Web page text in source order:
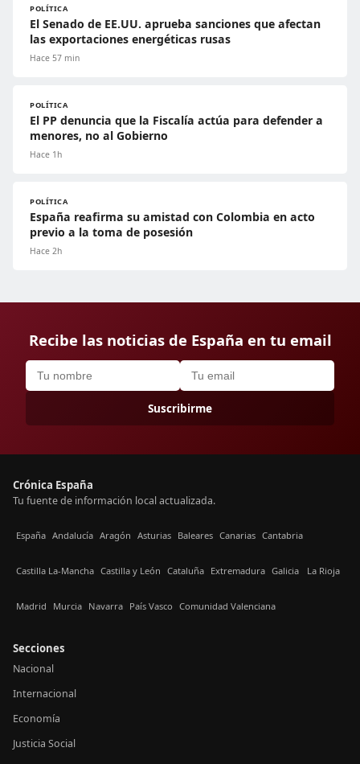
POLÍTICA
El Senado de EE.UU. aprueba sanciones que afectan
las exportaciones energéticas rusas
Hace 57 min
POLÍTICA
El PP denuncia que la Fiscalía actúa para defender a
menores, no al Gobierno
Hace 1h
POLÍTICA
España reafirma su amistad con Colombia en acto
previo a la toma de posesión
Hace 2h
Recibe las noticias de España en tu email
Suscribirme
Crónica España
Tu fuente de información local actualizada.
España Andalucía Aragón Asturias Baleares Canarias Cantabria
Castilla La-Mancha Castilla y León Cataluña Extremadura Galicia La Rioja
Madrid Murcia Navarra País Vasco Comunidad Valenciana
Secciones
Nacional
Internacional
Economía
Justicia Social